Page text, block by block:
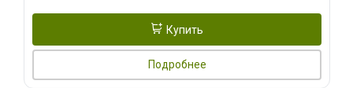
Купить
Подробнее